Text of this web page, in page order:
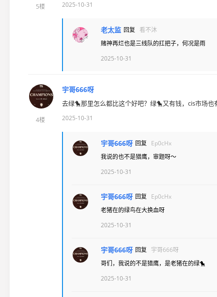
5楼 2025-10-31
老太监 回复 看不沐
赌神再烂也是三线队的扛把子，何况是雨
2025-10-31
4楼
宇哥666呀
去绿🐤那里怎么都比这个好吧？绿🐤又有钱，cis市场
2025-10-31
宇哥666呀 回复
Ep0cHx
我说的也不是猎鹰，审题呀～
2025-10-31
宇哥666呀 回复
Ep0cHx
老猪在的绿鸟在大换血呀
2025-10-31
宇哥666呀 回复
宇哥666呀
哥们，我说的不是猎鹰，是老猪在的绿🐤
2025-10-31